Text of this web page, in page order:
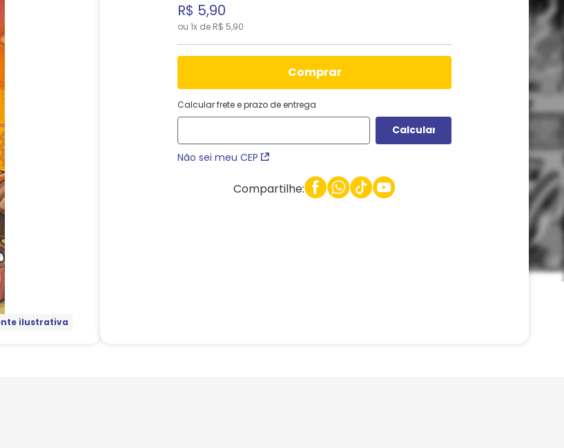
ilustrativa
R$ 5,90
ou 1x de R$ 5,90
comprar
Calcular frete e prazo de entrega
Não sei meu CEP
Compartilhe: